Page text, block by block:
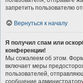
запретить пользователю
Вернуться к началу
Я получил спам или
конференции!
Мы сожалеем об этом.
включает меры
пользователей,
сообщение